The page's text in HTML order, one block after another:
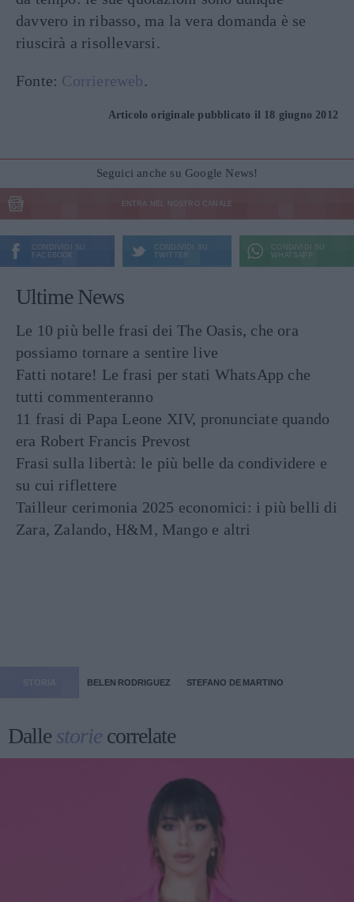
davvero in ribasso, ma la vera domanda è se
riuscirà a risollevarsi.
Fonte: Corriereweb.
Articolo originale pubblicato il 18 giugno 2012
Seguici anche su Google News!
ENTRA NEL NOSTRO CANALE
CONDIVIDI SU
FACEBOOK
CONDIVIDI SU
TWITTER
CONDIVIDI SU
WHATSAPP
Ultime News
Le 10 più belle frasi dei The Oasis, che ora
possiamo tornare a sentire live
Fatti notare! Le frasi per stati WhatsApp che
tutti commenteranno
11 frasi di Papa Leone XIV, pronunciate quando
era Robert Francis Prevost
Frasi sulla libertà: le più belle da condividere e
su cui riflettere
Tailleur cerimonia 2025 economici: i più belli di
Zara, Zalando, H&M, Mango e altri
BELEN RODRIGUEZ STEFANO DE MARTINO
Dallestorie correlate